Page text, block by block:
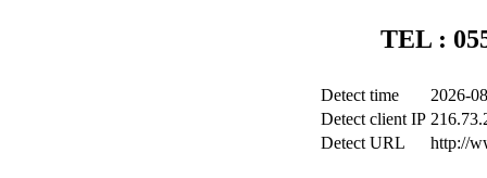
TEL :
Detect time
2026-
Detect client IP
Detect URL
http://